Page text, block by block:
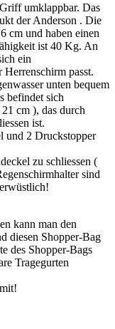
umklappbar. Das
der Anderson . Die
cm und haben einen
ist 40 Kg. An
ein
Herrenschirm passt.
unten bequem
befindet sich
cm ), das durch
ist.
und 2 Druckstopper
zu schliessen (
sind
kann man den
diesen Shopper-Bag
des Shopper-Bags
Tragegurten